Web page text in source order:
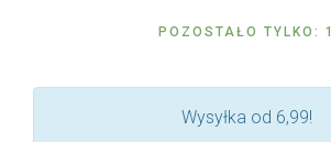
POZOSTAŁO TYLKO: 1
Wysyłka od 6,99!